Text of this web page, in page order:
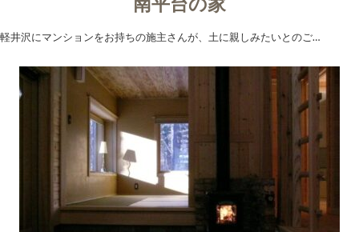
軽井沢にマンションをお持ちの施主さんが、土に親しみたいとのご…